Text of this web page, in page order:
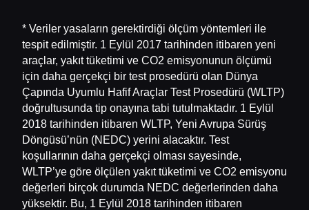
* Veriler yasaların gerektirdiği ölçüm yöntemleri ile
tespit edilmiştir. 1 Eylül 2017 tarihinden itibaren yeni
araçlar, yakıt tüketimi ve CO2 emisyonunun ölçümü
için daha gerçekçi bir test prosedürü olan Dünya
Çapında Uyumlu Hafif Araçlar Test Prosedürü (WLTP)
doğrultusunda tip onayına tabi tutulmaktadır. 1 Eylül
2018 tarihinden itibaren WLTP, Yeni Avrupa Sürüş
Döngüsü’nün (NEDC) yerini alacaktır. Test
koşullarının daha gerçekçi olması sayesinde,
WLTP’ye göre ölçülen yakıt tüketimi ve CO2 emisyonu
değerleri birçok durumda NEDC değerlerinden daha
yüksektir. Bu, 1 Eylül 2018 tarihinden itibaren